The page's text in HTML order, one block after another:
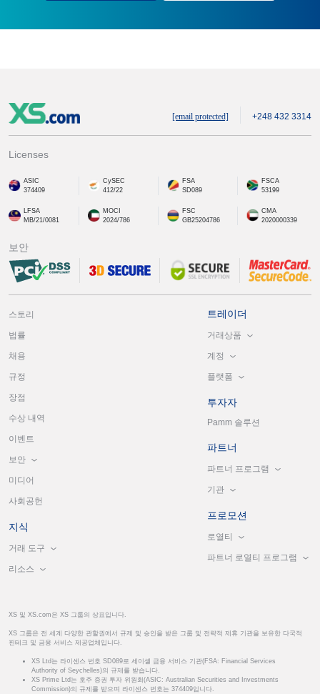
[email protected] +248 432 3314
Licenses
ASIC
374409
CySEC
412/22
FSA
SD089
FSCA
53199
LFSA
MB/21/0081
MOCI
2024/786
FSC
GB25204786
CMA
2020000339
보안
스토리
법률
채용
규정
장점
수상 내역
이벤트
보안
미디어
사회공헌
지식
거래 도구
리소스
트레이더
거래상품
계정
플랫폼
투자자
Pamm 솔루션
파트너
파트너 프로그램
기관
프로모션
로열티
파트너 로열티 프로그램
XS 및 XS.com은 XS 그룹의 상표입니다.
XS 그룹은 전 세계 다양한 관할권에서 규제 및 승인을 받은 그룹 및 전략적 제휴 기관을 보유한 다국적
핀테크 및 금융 서비스 제공업체입니다.
XS Ltd는 라이센스 번호 SD089로 세이셸 금융 서비스 기관(FSA: Financial Services
Authority of Seychelles)의 규제를 받습니다.
XS Prime Ltd는 호주 증권 투자 위원회(ASIC: Australian Securities and Investments
Commission)의 규제를 받으며 라이센스 번호는 374409입니다.